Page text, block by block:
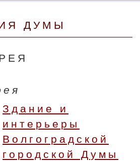
ДУМЫ
Здание и
интерьеры
Волгоградской
городской Думы